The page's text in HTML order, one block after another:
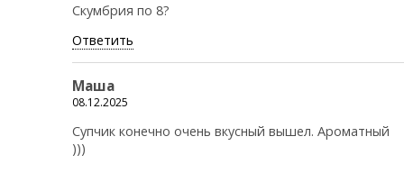
Скумбрия по 8?
Ответить
Маша
08.12.2025
Супчик конечно очень вкусный вышел. Ароматный
)))